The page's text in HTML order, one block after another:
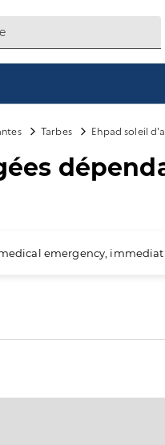
Tarbes Ehpad soleil
emergency,